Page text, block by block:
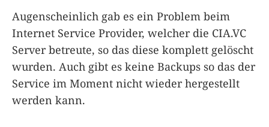
Augenscheinlich gab es ein Problem beim
Internet Service Provider, welcher die CIA.VC
Server betreute, so das diese komplett gelöscht
wurden. Auch gibt es keine Backups so das der
Service im Moment nicht wieder hergestellt
werden kann.